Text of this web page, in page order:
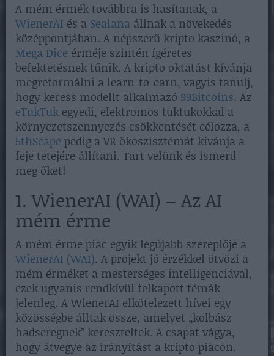
A mém érmék továbbra is hasítanak, a
WienerAI és a Sealana állnak a növekedés
középpontjában. A népszerű kripto kaszinó, a
Mega Dice érméje szintén ígéretes
befektetésnek tűnik. A kripto oktatást kívánja
megreformálni a learn-to-earn, vagyis tanulj,
hogy keress modellt alkalmazó 99Bitcoins. Az
eTukTuk egyedi, elektromos tuktukokkal a
környezetszennyezés csökkentését célozza, a
5thScape pedig a VR ökoszisztémát kívánja a
feje tetejére állítani. Tart velünk és ismerd
meg őket!
1. WienerAI (WAI) – Az AI
mém érme
A mém érme piac egyik legújabb szereplője a
WienerAI (WAI). A projekt jó érzékkel ötvözi a
mém érméket a mesterséges intelligenciával,
ezek ugyanis rendkívül felkapott témák
jelenleg. A WienerAI elkötelezett hívei egy
közösségbe álltak össze, amelyet „kolbász
hadseregnek” kereszteltek. A csapat vágya,
hogy átvegye az irányítást a kripto piacon.